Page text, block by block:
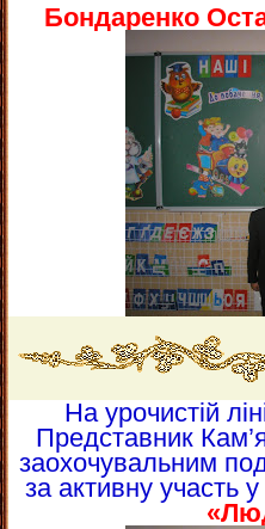
Бондаренко
На урочистій
Представник
заохочувальним
за активну участь у